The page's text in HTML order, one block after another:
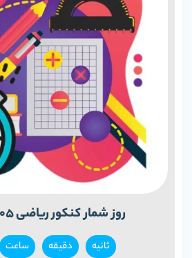
روز شمار کنکور ریاضی 1405 تیر ماه:
ساعت دقيقه ثانیه‌